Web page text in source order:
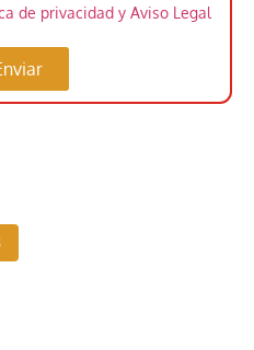
de privacidad y Aviso Legal